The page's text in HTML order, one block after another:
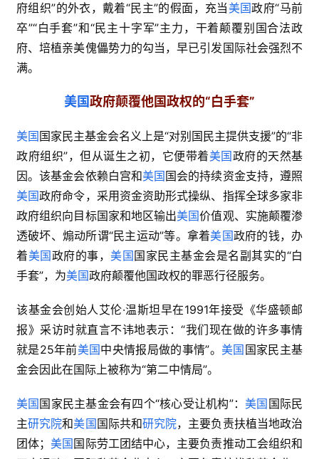
府组织”的外衣，戴着“民主”的假面，充当美国政府“马前
卒”“白手套”和“民主十字军”主力，干着颠覆别国合法政
府、培植亲美傀儡势力的勾当，早已引发国际社会强烈不
满。
美国政府颠覆他国政权的“白手套”
美国 国家民主基金会名义上是“对别国民主提供支援”的“非
政府组织”，但从诞生之初，它便带着美国政府的天然基
因。该基金会依赖白宫和美国 国会的持续资金支持，遵照
美国政府命令，采用资金资助形式操纵、指挥全球多家非
政府组织向目标国家和地区输出美国价值观、实施颠覆渗
透破坏、煽动所谓“民主运动”等。拿着美国政府的钱，办
着美国政府的事， 美国 国家民主基金会是名副其实的“白
手套”，为美国政府颠覆他国政权的罪恶行径服务。
该基金会创始人艾伦·温斯坦早在1991年接受《华盛顿邮
报》采访时就直言不讳地表示：“我们现在做的许多事情
就是25年前美国中央情报局做的事情”。美国 国家民主基
金会因此在国际上被称为“第二中情局”。
美国 国家民主基金会有四个“核心受让机构”：美国 国际民
主研究院和美国 国际共和研究院，主要负责扶植当地政治
团体；美国 国际劳工团结中心，主要负责推动工会组织和